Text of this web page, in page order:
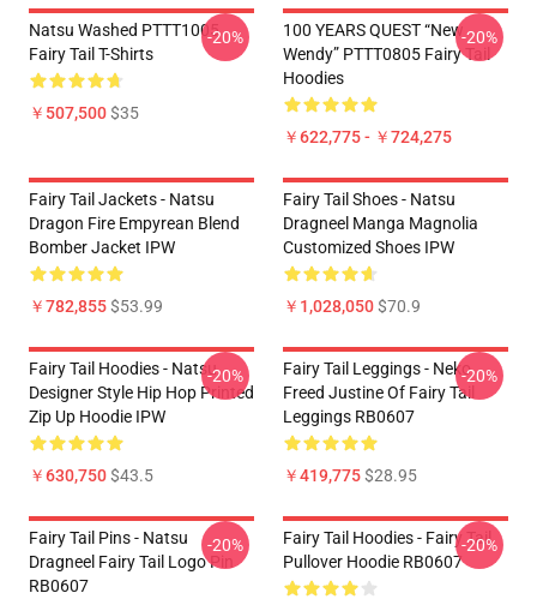
Natsu Washed PTTT1005
Fairy Tail T-Shirts
￥507,500$35
-20%
100 YEARS QUEST “New
Wendy” PTTT0805 Fairy Tail
Hoodies
￥622,775 - ￥724,275
-20%
Fairy Tail Jackets - Natsu
Dragon Fire Empyrean Blend
Bomber Jacket IPW
￥782,855$53.99
Fairy Tail Shoes - Natsu
Dragneel Manga Magnolia
Customized Shoes IPW
￥1,028,050$70.9
Fairy Tail Hoodies - Natsu
Designer Style Hip Hop Printed
Zip Up Hoodie IPW
￥630,750$43.5
-20%
Fairy Tail Leggings - Neko
Freed Justine Of Fairy Tail
Leggings RB0607
￥419,775$28.95
-20%
Fairy Tail Pins - Natsu
Dragneel Fairy Tail Logo Pin
RB0607
-20%
Fairy Tail Hoodies - Fairy Tail
Pullover Hoodie RB0607
-20%